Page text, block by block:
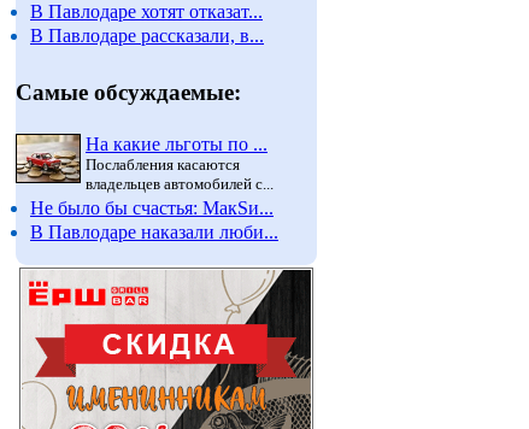
В Павлодаре хотят отказат...
В Павлодаре рассказали, в...
Самые обсуждаемые:
На какие льготы по ...
Послабления касаются
владельцев автомобилей с...
Не было бы счастья: МакSи...
В Павлодаре наказали люби...